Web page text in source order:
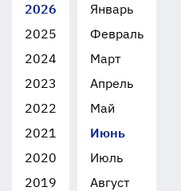
2026
2025
2024
2023
2022
2021
2020
2019
Январь
Февраль
Март
Апрель
Май
Июнь
Июль
Август